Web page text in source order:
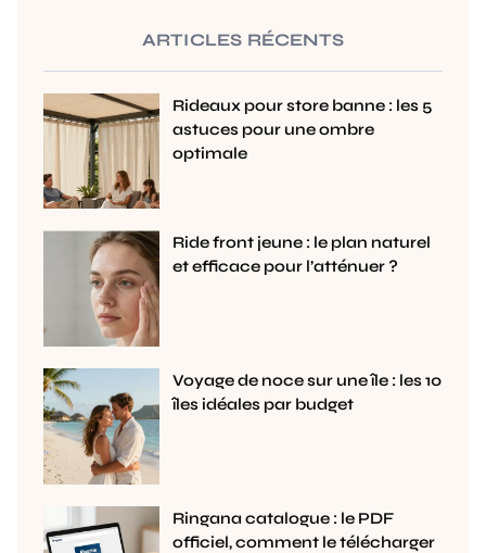
ARTICLES RÉCENTS
Rideaux pour store banne : les 5
astuces pour une ombre
optimale
Ride front jeune : le plan naturel
et efficace pour l’atténuer ?
Voyage de noce sur une île : les 10
îles idéales par budget
Ringana catalogue : le PDF
officiel, comment le télécharger